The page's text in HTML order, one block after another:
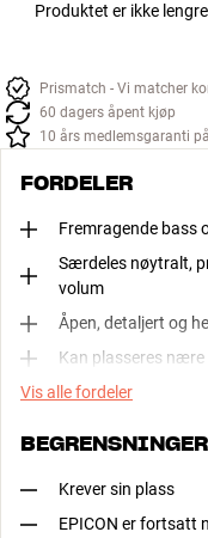
Produktet er ikke
Prismatch - Vi matcher
60 dagers åpent kjøp
10 års medlemsgaranti
FORDELER
Fremragende bass
Særdeles nøytralt,
volum
Åpen, detaljert og
Kan plasseres nære
Vis alle fordeler
BEGRENSNINGER
Krever sin plass
EPICON er fortsatt